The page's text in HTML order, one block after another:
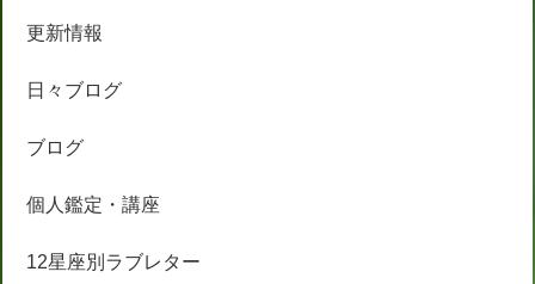
更新情報
日々ブログ
ブログ
個人鑑定・講座
12星座別ラブレター